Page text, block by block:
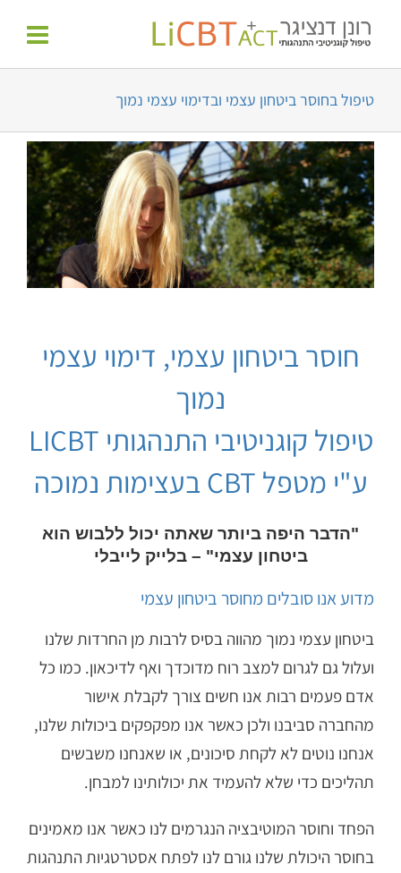
לתוכן
טיפול בחוסר ביטחון עצמי ובדימוי עצמי נמוך
חוסר ביטחון עצמי, דימוי עצמי
נמוך
טיפול קוגניטיבי התנהגותי LICBT
ע"י מטפל CBT בעצימות נמוכה
"הדבר היפה ביותר שאתה יכול ללבוש הוא
ביטחון עצמי" – בלייק לייבלי
מדוע אנו סובלים מחוסר ביטחון עצמי
ביטחון עצמי נמוך מהווה בסיס לרבות מן החרדות שלנו
ועלול גם לגרום למצב רוח מדוכדך ואף לדיכאון. כמו כל
אדם פעמים רבות אנו חשים צורך לקבלת אישור
מהחברה סביבנו ולכן כאשר אנו מפקפקים ביכולות שלנו,
אנחנו נוטים לא לקחת סיכונים, או שאנחנו משבשים
תהליכים כדי שלא להעמיד את יכולותינו למבחן.
הפחד וחוסר המוטיבציה הנגרמים לנו כאשר אנו מאמינים
בחוסר היכולת שלנו גורם לנו לפתח אסטרטגיות התנהגות